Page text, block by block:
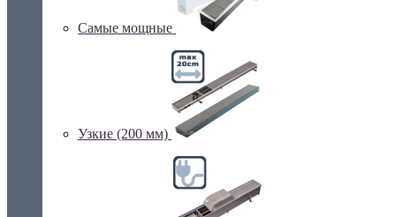
Самые мощные
Узкие (200 мм)